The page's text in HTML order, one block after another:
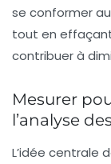
se conformer
tout en
contribuer à
Mesurer
l’analyse
L’idée centrale